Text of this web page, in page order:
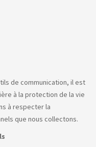
de communication, il est
à la protection de la vie
à respecter la
que nous collectons.